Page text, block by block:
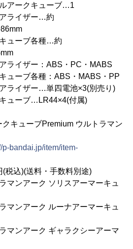
キューブ…1
ライザー…約
各種…約
ライザー：ABS・PC・MABS
種：ABS・MABS・PP
イザー…単四電池×3(別売り)
…LR44×4(付属)
キューブPremium ウルトラマン
p-bandai.jp/item/item-
込)(送料・手数料別途)
マンアーク ソリスアーマーキュ
ク ルーナアーマーキュ
ク ギャラクシーアーマ